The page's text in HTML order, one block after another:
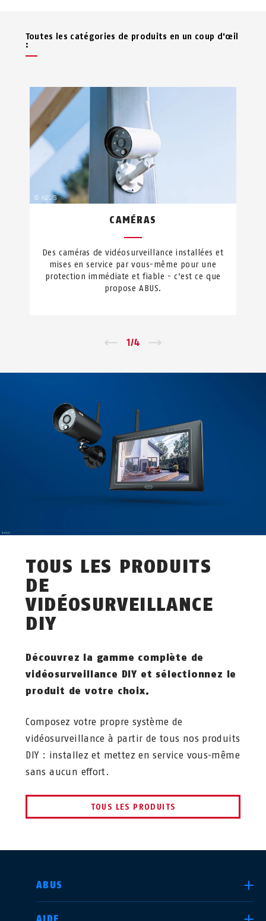
Toutes les catégories de produits en un coup d'œil
:
CAMÉRAS
Des caméras de vidéosurveillance installées et
mises en service par vous-même pour une
protection immédiate et fiable - c'est ce que
propose ABUS.
1/4
TOUS LES PRODUITS
DE
VIDÉOSURVEILLANCE
DIY
Découvrez la gamme complète de
vidéosurveillance DIY et sélectionnez le
produit de votre choix.
Composez votre propre système de
vidéosurveillance à partir de tous nos produits
DIY : installez et mettez en service vous-même
sans aucun effort.
TOUS LES PRODUITS
ABUS
CHOISIR UN PAYS